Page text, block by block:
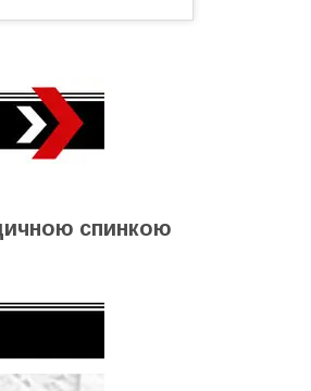
спинкою